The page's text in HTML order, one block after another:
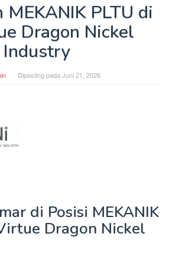
PLTU di
Dragon Nickel
Industry
Diposting pada Juni 21, 2026
di Posisi MEKANIK
Dragon Nickel